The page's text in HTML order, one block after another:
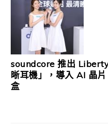
soundcore 推出
晰耳機」，導入 AI 晶
盒